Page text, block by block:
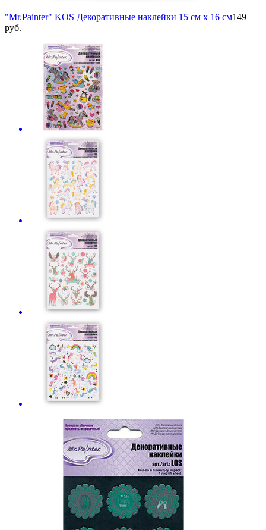
"Mr.Painter" KOS Декоративные наклейки 15 см х 16 см149
руб.